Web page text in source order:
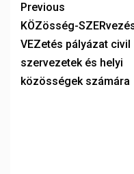
Previous
KÖZösség-
VEZetés pályázat civil
szervezetek és helyi
közösségek számára